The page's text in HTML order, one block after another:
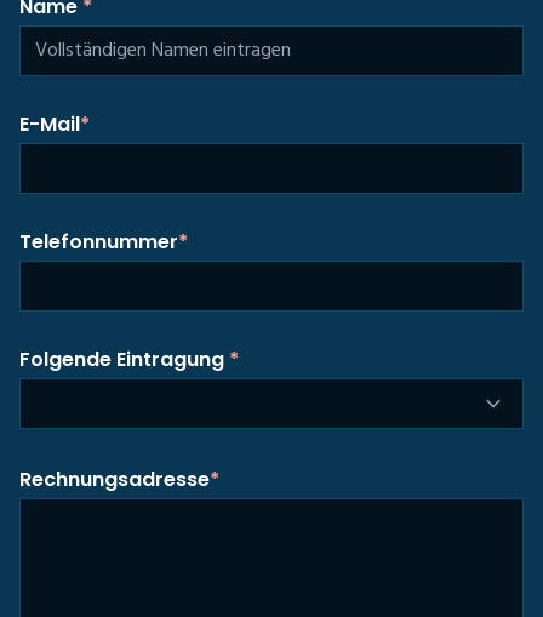
Name *
E-Mail*
Telefonnummer*
Folgende Eintragung *
Rechnungsadresse*